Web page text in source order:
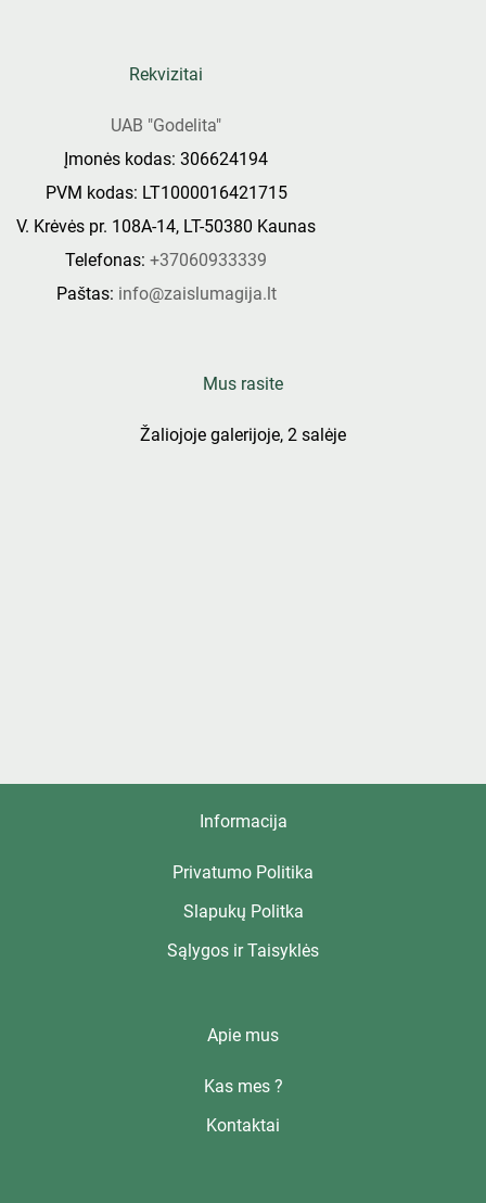
Rekvizitai
UAB "Godelita"
Įmonės kodas: 306624194
PVM kodas: LT1000016421715
V. Krėvės pr. 108A-14, LT-50380 Kaunas
Telefonas: +37060933339
Paštas: info@zaislumagija.lt
Mus rasite
Žaliojoje galerijoje, 2 salėje
Informacija
Privatumo Politika
Slapukų Politka
Sąlygos ir Taisyklės
Apie mus
Kas mes ?
Kontaktai